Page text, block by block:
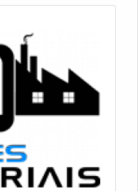
e
isolante. O encaixe
substituição rápida
de falhas. Em
distância
do encaixe universal
pino de
folga.